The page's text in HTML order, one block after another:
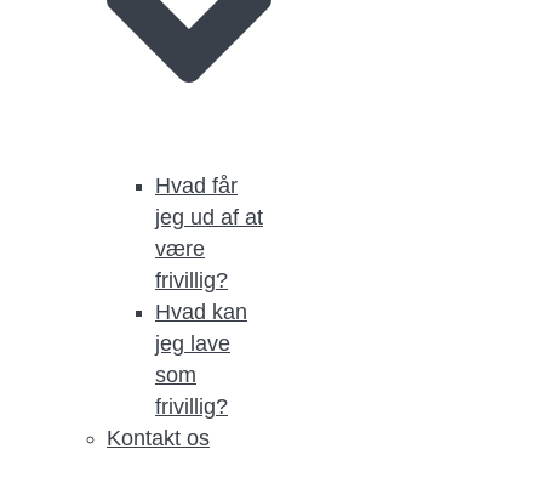
Hvad får
jeg ud af at
være
frivillig?
Hvad kan
jeg lave
som
frivillig?
Kontakt os